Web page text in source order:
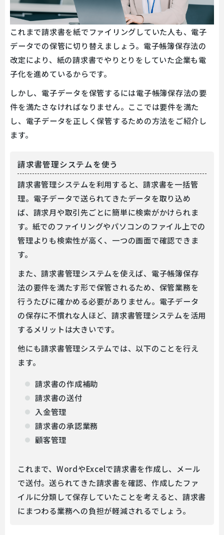
これまで請求書を紙でファイリングしていた人も、電子
データでの保管に切り替えましょう。電子帳簿保存法の
改定により、紙の請求書でやりとりをしていた企業も電
子化を進めているからです。
しかし、電子データを保管するには電子帳簿保存法の要
件を満たさなければなりません。ここでは要件を満た
し、電子データを正しく保管するための方法をご紹介し
ます。
請求書管理システムを使う
請求書管理システムを利用すると、請求書を一括管
理。電子データで送られてきたデータを取り込め
ば、請求月や取引先ごとに簡単に検索がかけられま
す。紙でのファイリングやパソコンのファイル上での
管理よりも検索性が高く、一つの画面で確認できま
す。
また、請求書管理システムを使えば、電子帳簿保存
法の要件を満たす形で保管されるため、保管業務を
行うたびに確かめる必要がありません。電子データ
の保存に不慣れな人ほど、請求書管理システムを活用
するメリットは大きいです。
他にも請求書管理システムでは、以下のことを行え
ます。
請求書の作成補助
請求書の送付
入金管理
請求書の承認業務
顧客管理
これまで、WordやExcelで請求書を作成し、メール
で送付。送られてきた請求書を確認、作成したファ
イルに分類して保存していたことを考えると、請求書
にまつわる業務への負担が軽減されるでしょう。